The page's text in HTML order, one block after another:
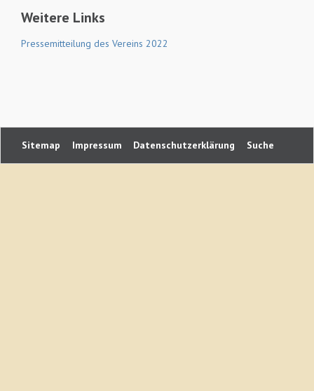
Weitere Links
Pressemitteilung des Vereins 2022
Navigation
Sitemap Impressum Datenschutzerklärung Suche